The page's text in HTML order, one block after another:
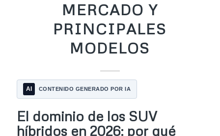
MERCADO Y
PRINCIPALES
MODELOS
AI CONTENIDO GENERADO POR IA
El dominio de los SUV
híbridos en 2026: por qué